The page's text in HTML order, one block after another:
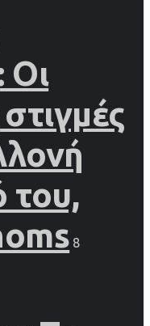
Οι
του,
8